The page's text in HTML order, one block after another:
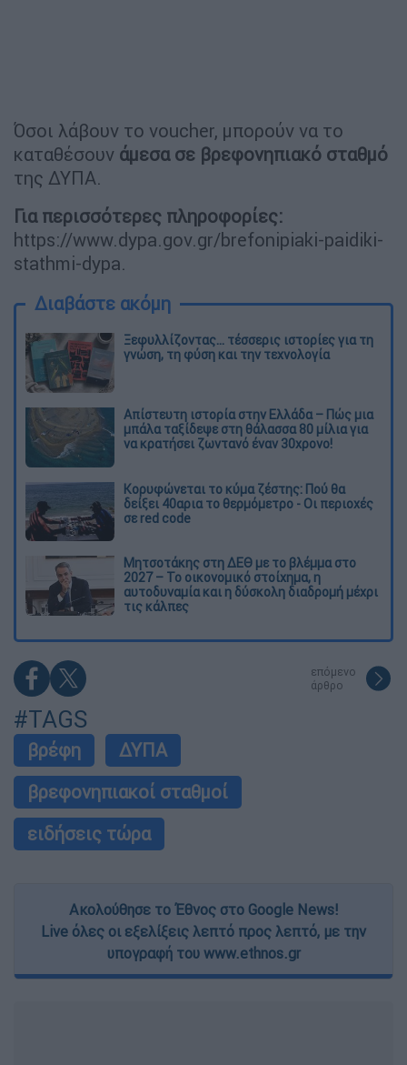
Όσοι λάβουν το voucher, μπορούν να το
καταθέσουν άμεσα σε βρεφονηπιακό σταθμό
της ΔΥΠΑ.
Για περισσότερες πληροφορίες:
https://www.dypa.gov.gr/brefonipiaki-paidiki-
stathmi-dypa.
Διαβάστε ακόμη
Ξεφυλλίζοντας... τέσσερις ιστορίες για τη
γνώση, τη φύση και την τεχνολογία
Απίστευτη ιστορία στην Ελλάδα – Πώς μια
μπάλα ταξίδεψε στη θάλασσα 80 μίλια για
να κρατήσει ζωντανό έναν 30χρονο!
Κορυφώνεται το κύμα ζέστης: Πού θα
δείξει 40αρια το θερμόμετρο - Οι περιοχές
σε red code
Μητσοτάκης στη ΔΕΘ με το βλέμμα στο
2027 – Το οικονομικό στοίχημα, η
αυτοδυναμία και η δύσκολη διαδρομή μέχρι
τις κάλπες
επόμενο
άρθρο
#TAGS
βρέφη
ΔΥΠΑ
βρεφονηπιακοί σταθμοί
ειδήσεις τώρα
Ακολούθησε το Έθνος στο Google News!
Live όλες οι εξελίξεις λεπτό προς λεπτό, με την
υπογραφή του www.ethnos.gr